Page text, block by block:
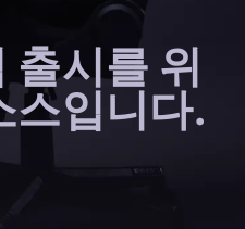
출시를 위
스입니다.